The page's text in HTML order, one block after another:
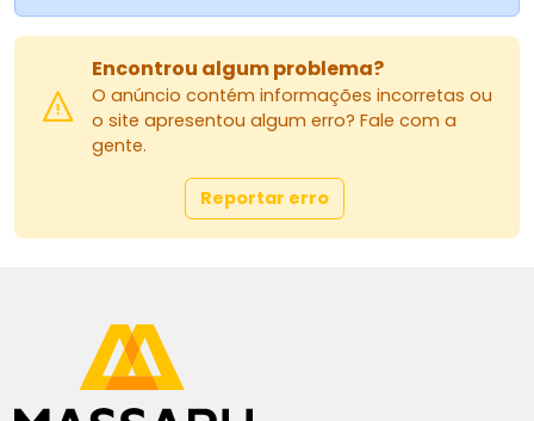
Encontrou algum problema?
O anúncio contém informações incorretas ou
o site apresentou algum erro? Fale com a
gente.
Reportar erro